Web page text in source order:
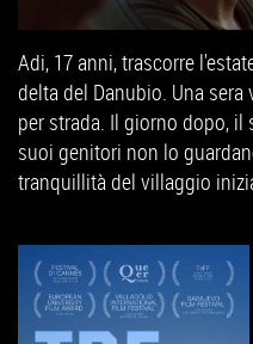
Adi, 17 anni, trascorre
delta del Danubio. Una
per strada. Il giorno dopo,
suoi genitori non lo
tranquillità del villaggio